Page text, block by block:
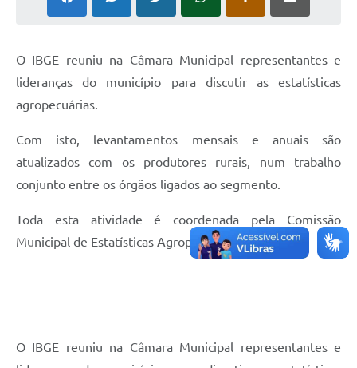
Carta de Serviços
Galeria de Vídeos
Links
Serviços Online
Telefones Úteis
O IBGE reuniu na Câmara Municipal representantes e
lideranças do município para discutir as estatísticas
agropecuárias.
Com isto, levantamentos mensais e anuais são
atualizados com os produtores rurais, num trabalho
conjunto entre os órgãos ligados ao segmento.
Toda esta atividade é coordenada pela Comissão
Municipal de Estatísticas Agropecuárias-COMEA.
O IBGE reuniu na Câmara Municipal representantes e